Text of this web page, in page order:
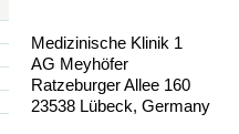
Medizinische Klinik 1
AG Meyhöfer
Ratzeburger Allee 160
23538 Lübeck, Germany